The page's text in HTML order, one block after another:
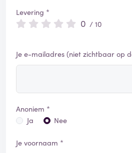
Levering *
0 / 10
Je e-mailadres (niet zichtbaar op
Anoniem *
Ja
Nee
Je voornaam *